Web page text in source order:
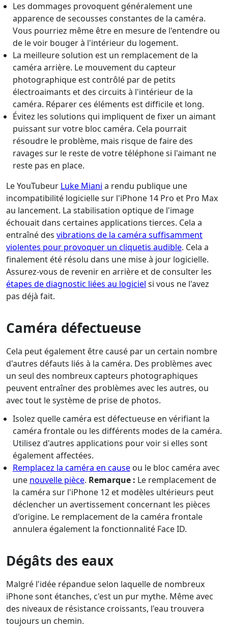
Les dommages provoquent généralement une
apparence de secousses constantes de la caméra.
Vous pourriez même être en mesure de l'entendre ou
de le voir bouger à l'intérieur du logement.
La meilleure solution est un remplacement de la
caméra arrière. Le mouvement du capteur
photographique est contrôlé par de petits
électroaimants et des circuits à l'intérieur de la
caméra. Réparer ces éléments est difficile et long.
Évitez les solutions qui impliquent de fixer un aimant
puissant sur votre bloc caméra. Cela pourrait
résoudre le problème, mais risque de faire des
ravages sur le reste de votre téléphone si l'aimant ne
reste pas en place.
Le YouTubeur Luke Miani a rendu publique une
incompatibilité logicielle sur l'iPhone 14 Pro et Pro Max
au lancement. La stabilisation optique de l'image
échouait dans certaines applications tierces. Cela a
entraîné des vibrations de la caméra suffisamment
violentes pour provoquer un cliquetis audible. Cela a
finalement été résolu dans une mise à jour logicielle.
Assurez-vous de revenir en arrière et de consulter les
étapes de diagnostic liées au logiciel si vous ne l'avez
pas déjà fait.
Caméra défectueuse
Cela peut également être causé par un certain nombre
d'autres défauts liés à la caméra. Des problèmes avec
un seul des nombreux capteurs photographiques
peuvent entraîner des problèmes avec les autres, ou
avec tout le système de prise de photos.
Isolez quelle caméra est défectueuse en vérifiant la
caméra frontale ou les différents modes de la caméra.
Utilisez d'autres applications pour voir si elles sont
également affectées.
Remplacez la caméra en causeou le bloc caméra avec
une nouvelle pièce. Remarque : Le remplacement de
la caméra sur l'iPhone 12 et modèles ultérieurs peut
déclencher un avertissement concernant les pièces
d'origine. Le remplacement de la caméra frontale
annulera également la fonctionnalité Face ID.
Dégâts des eaux
Malgré l'idée répandue selon laquelle de nombreux
iPhone sont étanches, c'est un pur mythe. Même avec
des niveaux de résistance croissants, l'eau trouvera
toujours un chemin.